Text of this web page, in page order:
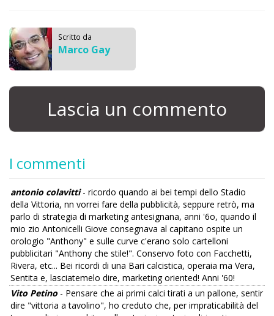
Scritto da
Marco Gay
Lascia un commento
I commenti
antonio colavitti- ricordo quando ai bei tempi dello Stadio
della Vittoria, nn vorrei fare della pubblicità, seppure retrò, ma
parlo di strategia di marketing antesignana, anni '6o, quando il
mio zio Antonicelli Giove consegnava al capitano ospite un
orologio "Anthony" e sulle curve c'erano solo cartelloni
pubblicitari "Anthony che stile!". Conservo foto con Facchetti,
Rivera, etc... Bei ricordi di una Bari calcistica, operaia ma Vera,
Sentita e, lasciatemelo dire, marketing oriented! Anni '60!
Vito Petino- Pensare che ai primi calci tirati a un pallone, sentir
dire "vittoria a tavolino", ho creduto che, per impraticabilità del